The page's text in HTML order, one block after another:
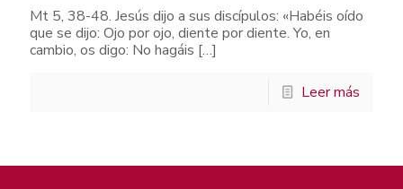
Mt 5, 38-48. Jesús dijo a sus discípulos: «Habéis oído
que se dijo: Ojo por ojo, diente por diente. Yo, en
cambio, os digo: No hagáis […]
Leer más